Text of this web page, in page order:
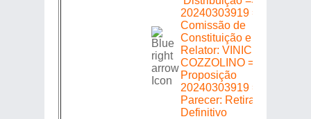
20240303919 =>
Comissão de
Constituição e Justiça =>
Relator: VINICIUS
COZZOLINO =>
Proposição
20240303919 =>
Parecer: Retirado em
Definitivo